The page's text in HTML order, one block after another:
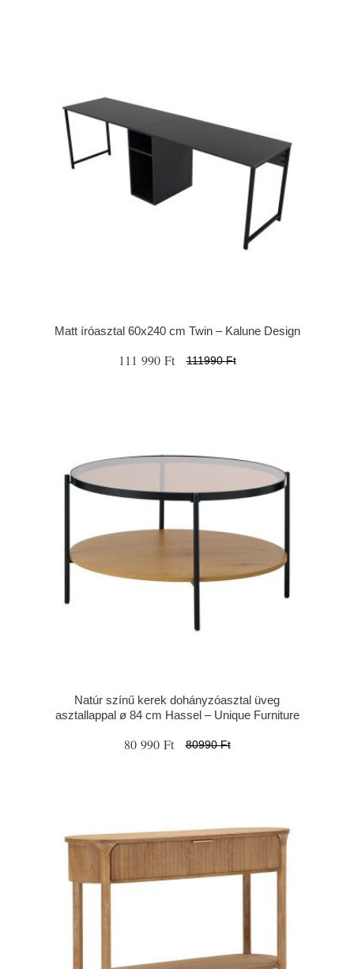
Matt íróasztal 60x240 cm Twin – Kalune Design
111 990 Ft 111990 Ft
Natúr színű kerek dohányzóasztal üveg
asztallappal ø 84 cm Hassel – Unique Furniture
80 990 Ft 80990 Ft